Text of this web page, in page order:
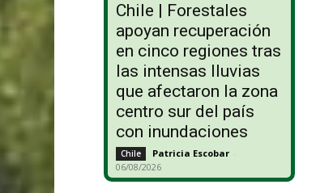
Chile | Forestales
apoyan recuperación
en cinco regiones tras
las intensas lluvias
que afectaron la zona
centro sur del país
con inundaciones
Chile Patricia Escobar -
06/08/2026